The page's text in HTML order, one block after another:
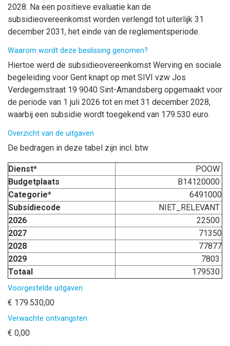
2028. Na een positieve evaluatie kan de
subsidieovereenkomst worden verlengd tot uiterlijk 31
december 2031, het einde van de reglementsperiode.
Waarom wordt deze beslissing genomen?
Hiertoe werd de subsidieovereenkomst Werving en sociale
begeleiding voor Gent knapt op met SIVI vzw Jos
Verdegemstraat 19 9040 Sint-Amandsberg opgemaakt voor
de periode van 1 juli 2026 tot en met 31 december 2028,
waarbij een subsidie wordt toegekend van 179.530 euro.
Overzicht van de uitgaven
De bedragen in deze tabel zijn incl. btw
Dienst*
POOW
Budgetplaats
B14120000
Categorie*
6491000
Subsidiecode
NIET_RELEVANT
2026
22500
2027
71350
2028
77877
2029
7803
Totaal
179530
Voorgestelde uitgaven
€ 179.530,00
Verwachte ontvangsten
€ 0,00